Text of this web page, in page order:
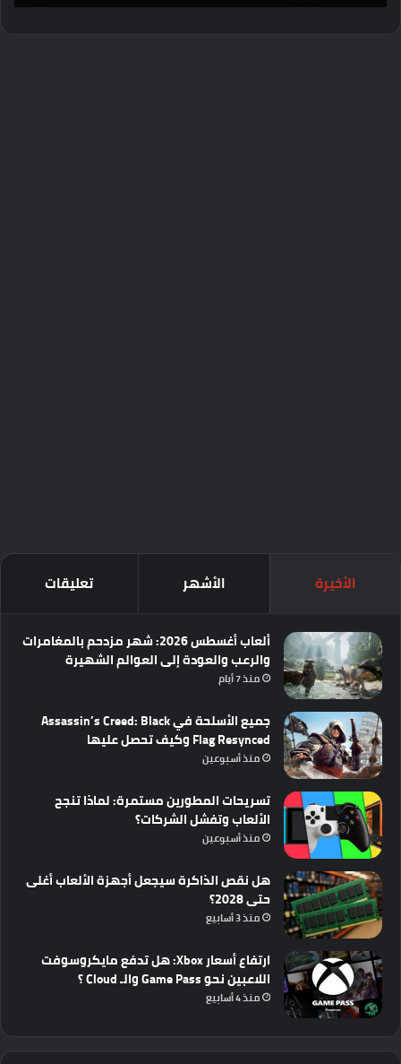
الأخيرة الأشهر تعليقات
ألعاب أغسطس 2026: شهر مزدحم بالمغامرات
والرعب والعودة إلى العوالم الشهيرة
منذ 7 أيام
جميع الأسلحة في Assassin’s Creed: Black
Flag Resynced وكيف تحصل عليها
منذ أسبوعين
تسريحات المطورين مستمرة: لماذا تنجح
الألعاب وتفشل الشركات؟
منذ أسبوعين
هل نقص الذاكرة سيجعل أجهزة الألعاب أغلى
حتى 2028؟
منذ 3 أسابيع
ارتفاع أسعار Xbox: هل تدفع مايكروسوفت
اللاعبين نحو Game Pass والـ Cloud ؟
منذ 4 أسابيع